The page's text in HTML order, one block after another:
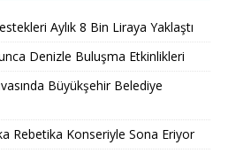
Aylık 8 Bin Liraya Yaklaştı
Denizle Buluşma Etkinlikleri
Büyükşehir Belediye
Rebetika Konseriyle Sona Eriyor